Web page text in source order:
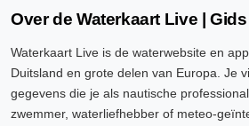
Over de Waterkaart Live | Gids
Waterkaart Live is de waterwebsite en
Duitsland en grote delen van Europa. Je
gegevens die je als nautische
zwemmer, waterliefhebber of meteo-